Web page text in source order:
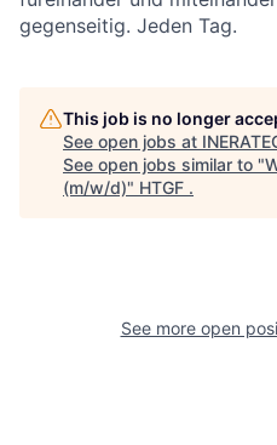
gegenseitig. Jeden Tag.
This job is no longer
See open jobs at
See open jobs similar to "
(m/w/d)" HTGF .
See more open